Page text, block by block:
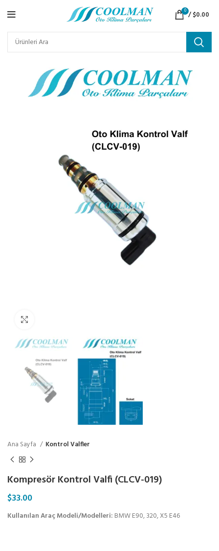
0 /$0.00
Ana Sayfa Kontrol Valfler
Kompresör Kontrol Valfi (CLCV-019)
$33.00
Kullanılan Araç Modeli/Modelleri: BMW E90, 320, X5 E46